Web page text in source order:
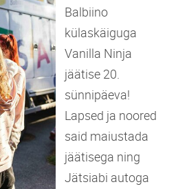
Balbiino
külaskäiguga
Vanilla Ninja
jäätise 20.
sünnipäeva!
Lapsed ja noored
said maiustada
jäätisega ning
Jätsiabi autoga